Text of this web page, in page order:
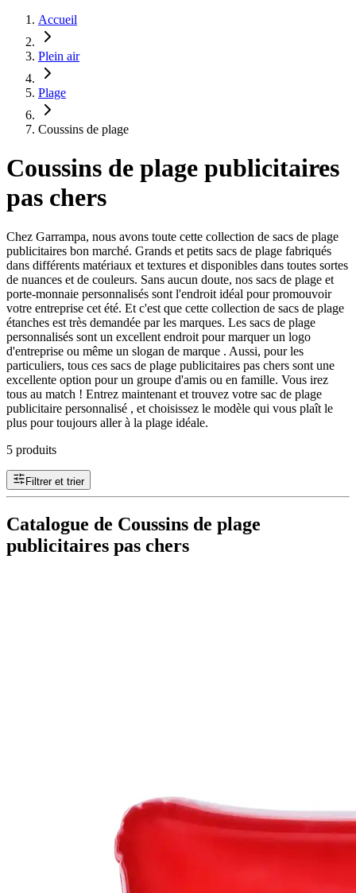
Accueil
Plein air
Plage
Coussins de plage
Coussins de plage publicitaires
pas chers
Chez Garrampa, nous avons toute cette collection de sacs de plage
publicitaires bon marché. Grands et petits sacs de plage fabriqués
dans différents matériaux et textures et disponibles dans toutes sortes
de nuances et de couleurs. Sans aucun doute, nos sacs de plage et
porte-monnaie personnalisés sont l'endroit idéal pour promouvoir
votre entreprise cet été. Et c'est que cette collection de sacs de plage
étanches est très demandée par les marques. Les sacs de plage
personnalisés sont un excellent endroit pour marquer un logo
d'entreprise ou même un slogan de marque . Aussi, pour les
particuliers, tous ces sacs de plage publicitaires pas chers sont une
excellente option pour un groupe d'amis ou en famille. Vous irez
tous au match ! Entrez maintenant et trouvez votre sac de plage
publicitaire personnalisé , et choisissez le modèle qui vous plaît le
plus pour toujours aller à la plage idéale.
5 produits
Filtrer et trier
Catalogue de Coussins de plage
publicitaires pas chers